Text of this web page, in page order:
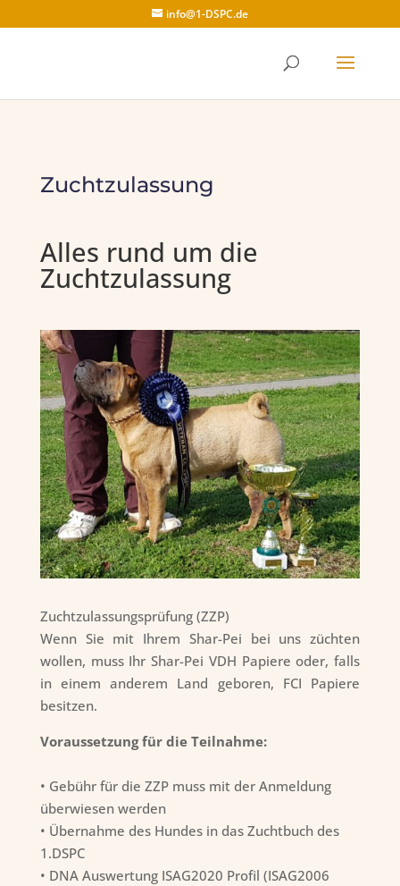
info@1-DSPC.de
Zuchtzulassung
Alles rund um die
Zuchtzulassung
Zuchtzulassungsprüfung (ZZP)
Wenn Sie mit Ihrem Shar-Pei bei uns züchten
wollen, muss Ihr Shar-Pei VDH Papiere oder, falls
in einem anderem Land geboren, FCI Papiere
besitzen.
Voraussetzung für die Teilnahme:
• Gebühr für die ZZP muss mit der Anmeldung
überwiesen werden
• Übernahme des Hundes in das Zuchtbuch des
1.DSPC
• DNA Auswertung ISAG2020 Profil (ISAG2006